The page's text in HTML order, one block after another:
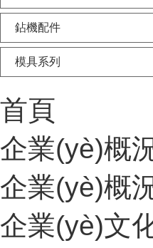
鉆機配件
模具系列
首頁
企業(yè)概
企業(yè)概
企業(yè)文